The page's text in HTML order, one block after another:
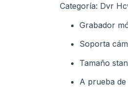
Categoría: Dvr
Grabador
Soporta
Tamaño
A prueba